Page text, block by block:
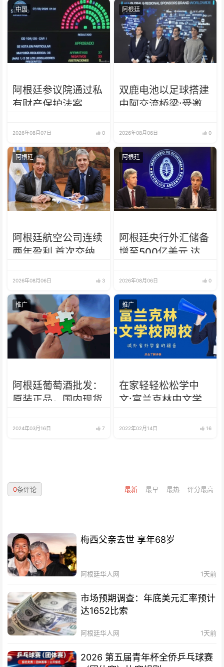
中国
阿根廷参议院通过私
有财产保护法案
2026年08月07日 0
阿根廷
双鹿电池以足球搭建
中阿交流桥梁:受邀
商招待会！
2026年08月06日 0
阿根廷
阿根廷航空公司连续
两年盈利 首次交纳
2026年08月06日 3
阿根廷
阿根廷央行外汇储备
增至500亿美元 达近
2026年08月06日 0
推广
阿根廷葡萄酒批发：
原装正品，国内现货
2024年03月16日 7
推广
在家轻轻松松学中
文:富兰克林中文学
啦
2022年02月14日 16
最新 最早 最热 评分最高
0条评论
梅西父亲去世 享年68岁
阿根廷华人网 1天前
市场预期调查：年底美元汇率预计
达1652比索
阿根廷华人网 1天前
2026 第五届青年杯全侨乒乓球赛